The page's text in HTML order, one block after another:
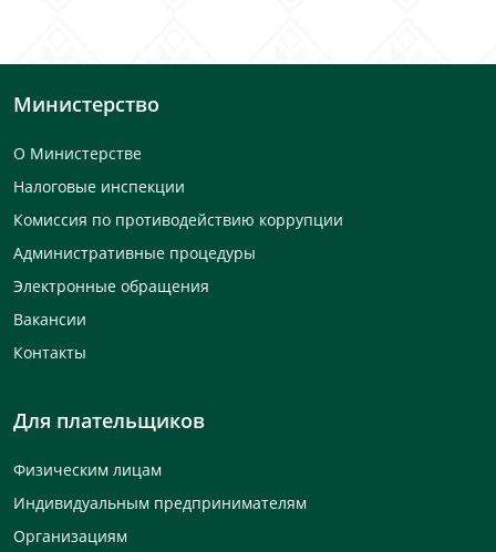
Министерство
О Министерстве
Налоговые инспекции
Комиссия по противодействию коррупции
Административные процедуры
Электронные обращения
Вакансии
Контакты
Для плательщиков
Физическим лицам
Индивидуальным предпринимателям
Организациям